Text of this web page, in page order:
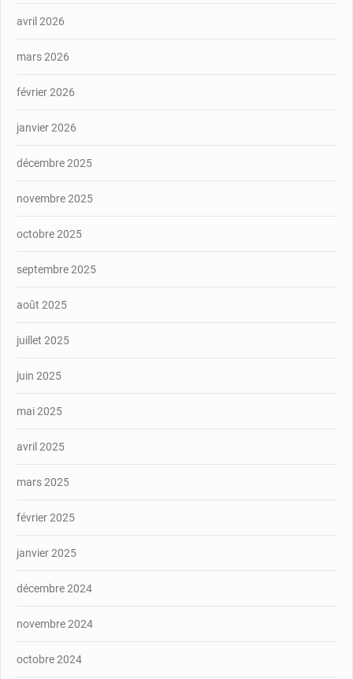
avril 2026
mars 2026
février 2026
janvier 2026
décembre 2025
novembre 2025
octobre 2025
septembre 2025
août 2025
juillet 2025
juin 2025
mai 2025
avril 2025
mars 2025
février 2025
janvier 2025
décembre 2024
novembre 2024
octobre 2024